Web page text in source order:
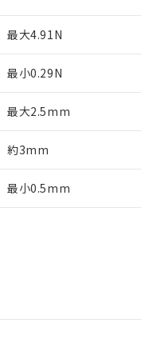
最大4.91N
最小0.29N
最大2.5mm
約3mm
最小0.5mm